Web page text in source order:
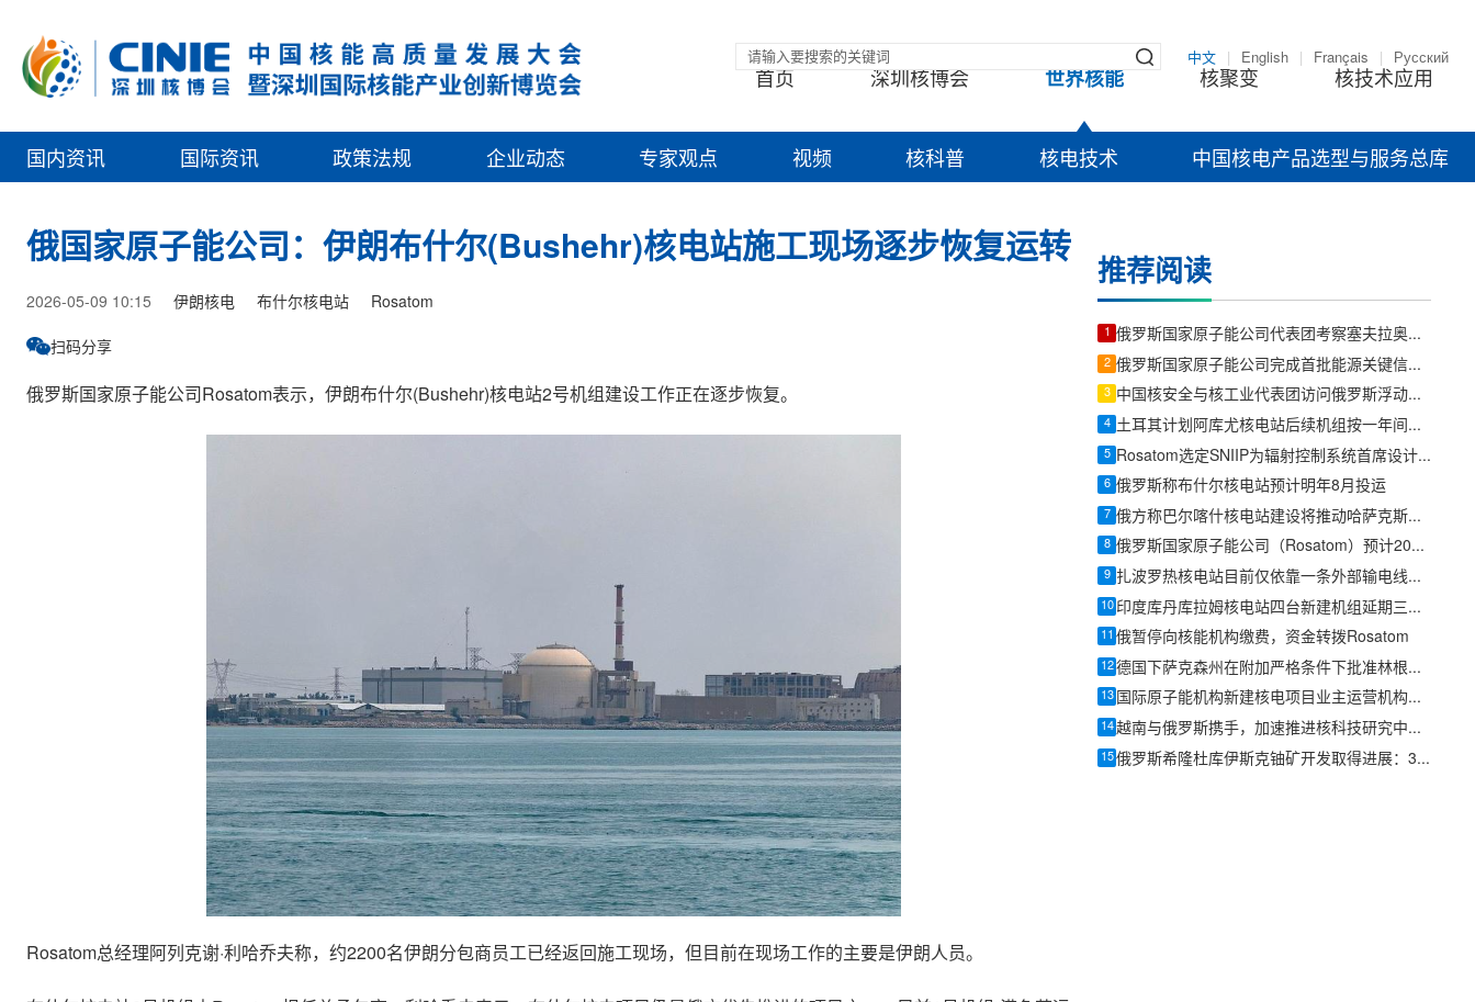
中文 English Français Русский
首页 深圳核博会 世界核能 核聚变 核技术应用
国内资讯 国际资讯 政策法规 企业动态 专家观点 视频 核科普 核电技术 中国核电产品选型与服务总库
俄国家原子能公司：伊朗布什尔(Bushehr)核电站施工现场逐步恢复运转
2026-05-09 10:15 伊朗核电 布什尔核电站 Rosatom
扫码分享
俄罗斯国家原子能公司Rosatom表示，伊朗布什尔(Bushehr)核电站2号机组建设工作正在逐步恢复。
Rosatom总经理阿列克谢·利哈乔夫称，约2200名伊朗分包商员工已经返回施工现场，但目前在现场工作的主要是伊朗人员。
推荐阅读
1 俄罗斯国家原子能公司代表团考察塞夫拉奥放射性废物管理设施
2 俄罗斯国家原子能公司完成首批能源关键信息基础设施产品认证
3 中国核安全与核工业代表团访问俄罗斯浮动核热电站
4 土耳其计划阿库尤核电站后续机组按一年间隔投产
5 Rosatom选定SNIIP为辐射控制系统首席设计机构，统管核设施放射仪表标准化与进口替代保障
6 俄罗斯称布什尔核电站预计明年8月投运
7 俄方称巴尔喀什核电站建设将推动哈萨克斯坦核能产业发展
8 俄罗斯国家原子能公司（Rosatom）预计2026年营收达432亿美元
9 扎波罗热核电站目前仅依靠一条外部输电线路供电
10 印度库丹库拉姆核电站四台新建机组延期三年，造价上涨55%至144亿美元
11 俄暂停向核能机构缴费，资金转拨Rosatom
12 德国下萨克森州在附加严格条件下批准林根厂生产俄设计VVER核燃料
13 国际原子能机构新建核电项目业主运营机构培训课程在俄罗斯结束
14 越南与俄罗斯携手，加速推进核科技研究中心项目
15 俄罗斯希隆杜库伊斯克铀矿开发取得进展：3公里巷道提前贯通